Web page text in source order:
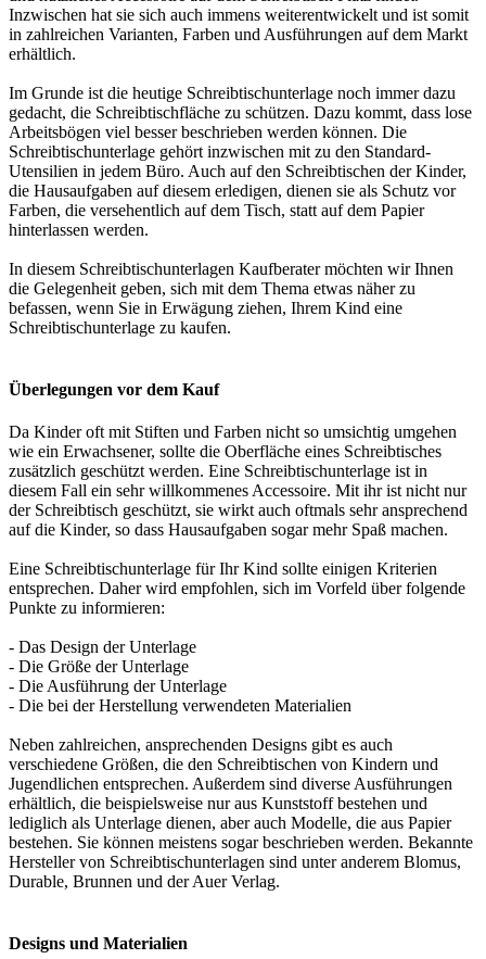
Inzwischen hat sie sich auch immens weiterentwickelt und ist somit
in zahlreichen Varianten, Farben und Ausführungen auf dem Markt
erhältlich.
Im Grunde ist die heutige Schreibtischunterlage noch immer dazu
gedacht, die Schreibtischfläche zu schützen. Dazu kommt, dass lose
Arbeitsbögen viel besser beschrieben werden können. Die
Schreibtischunterlage gehört inzwischen mit zu den Standard-
Utensilien in jedem Büro. Auch auf den Schreibtischen der Kinder,
die Hausaufgaben auf diesem erledigen, dienen sie als Schutz vor
Farben, die versehentlich auf dem Tisch, statt auf dem Papier
hinterlassen werden.
In diesem Schreibtischunterlagen Kaufberater möchten wir Ihnen
die Gelegenheit geben, sich mit dem Thema etwas näher zu
befassen, wenn Sie in Erwägung ziehen, Ihrem Kind eine
Schreibtischunterlage zu kaufen.
Überlegungen vor dem Kauf
Da Kinder oft mit Stiften und Farben nicht so umsichtig umgehen
wie ein Erwachsener, sollte die Oberfläche eines Schreibtisches
zusätzlich geschützt werden. Eine Schreibtischunterlage ist in
diesem Fall ein sehr willkommenes Accessoire. Mit ihr ist nicht nur
der Schreibtisch geschützt, sie wirkt auch oftmals sehr ansprechend
auf die Kinder, so dass Hausaufgaben sogar mehr Spaß machen.
Eine Schreibtischunterlage für Ihr Kind sollte einigen Kriterien
entsprechen. Daher wird empfohlen, sich im Vorfeld über folgende
Punkte zu informieren:
- Das Design der Unterlage
- Die Größe der Unterlage
- Die Ausführung der Unterlage
- Die bei der Herstellung verwendeten Materialien
Neben zahlreichen, ansprechenden Designs gibt es auch
verschiedene Größen, die den Schreibtischen von Kindern und
Jugendlichen entsprechen. Außerdem sind diverse Ausführungen
erhältlich, die beispielsweise nur aus Kunststoff bestehen und
lediglich als Unterlage dienen, aber auch Modelle, die aus Papier
bestehen. Sie können meistens sogar beschrieben werden. Bekannte
Hersteller von Schreibtischunterlagen sind unter anderem Blomus,
Durable, Brunnen und der Auer Verlag.
Designs und Materialien